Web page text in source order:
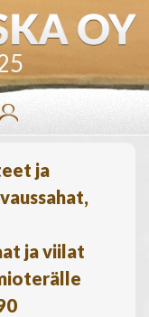
ja
ja viilat